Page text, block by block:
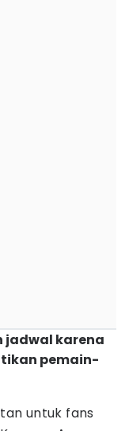
jadwal karena
pemain-
untuk fans